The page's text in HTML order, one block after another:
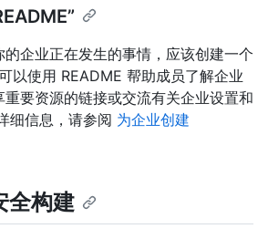
企业正在发生的事情，应该创建一个
以使用 README 帮助成员了解企业
要资源的链接或交流有关企业设置和
细信息，请参阅 为企业创建
全构建